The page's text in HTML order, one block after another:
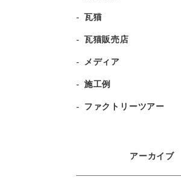
瓦猫
瓦猫販売店
メディア
施工例
ファクトリーツアー
アーカイブ